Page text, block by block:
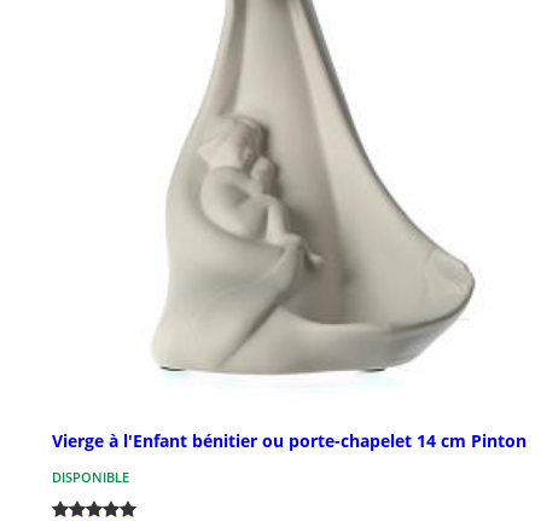
Vierge à l'Enfant bénitier ou porte-chapelet 14 cm Pinton
DISPONIBLE